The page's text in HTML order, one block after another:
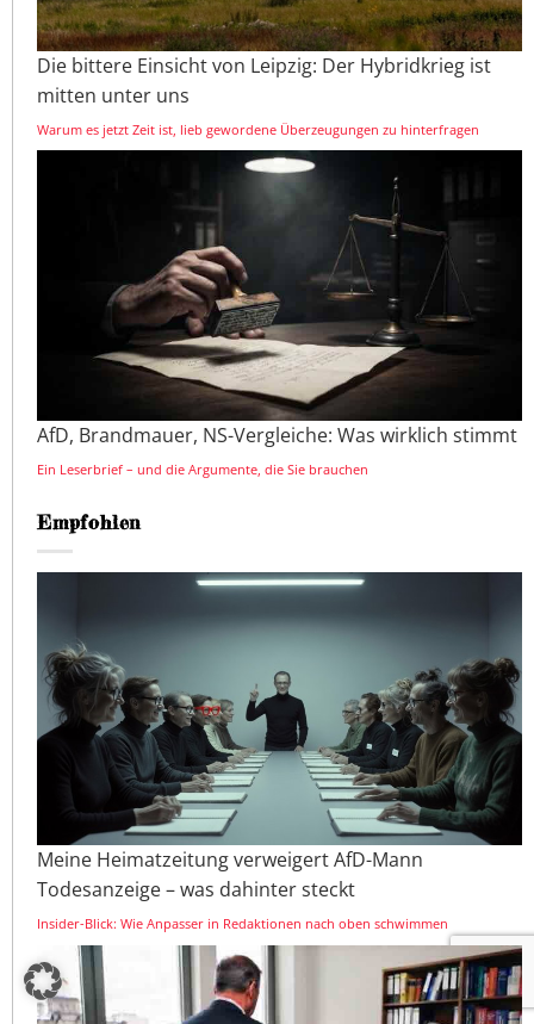
Die bittere Einsicht von Leipzig: Der Hybridkrieg ist
mitten unter uns
Warum es jetzt Zeit ist, lieb gewordene Überzeugungen zu hinterfragen
AfD, Brandmauer, NS-Vergleiche: Was wirklich stimmt
Ein Leserbrief – und die Argumente, die Sie brauchen
Empfohlen
Meine Heimatzeitung verweigert AfD-Mann
Todesanzeige – was dahinter steckt
Insider-Blick: Wie Anpasser in Redaktionen nach oben schwimmen